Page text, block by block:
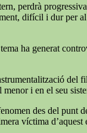
perdrà
difícil i dur per
ha generat
del
i en el seu
des del punt
víctima d’aquest